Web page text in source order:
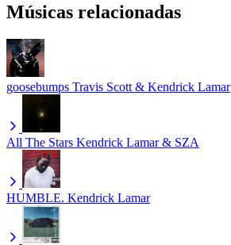
Músicas relacionadas
goosebumps Travis Scott & Kendrick Lamar
All The Stars Kendrick Lamar & SZA
HUMBLE. Kendrick Lamar